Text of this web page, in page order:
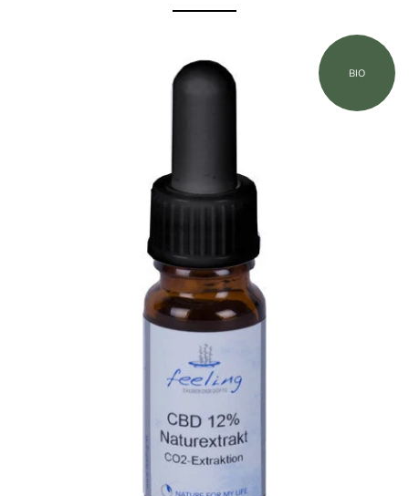
BIO